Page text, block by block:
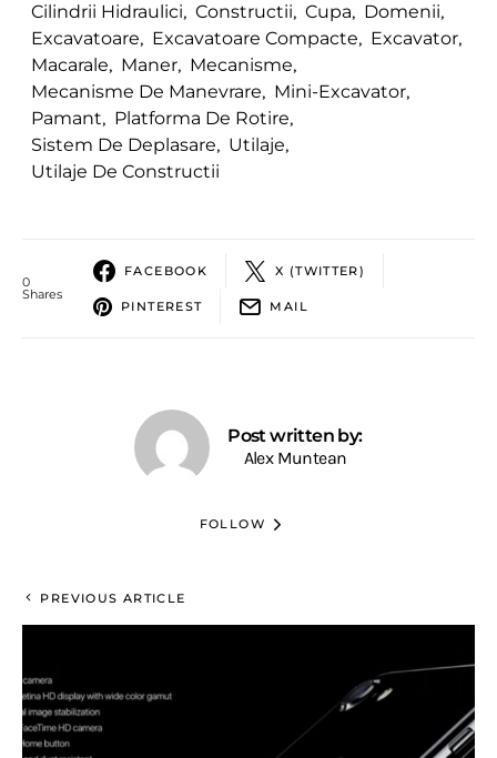
Cilindrii Hidraulici, Constructii, Cupa, Domenii,
Excavatoare, Excavatoare Compacte, Excavator,
Macarale, Maner, Mecanisme,
Mecanisme De Manevrare, Mini-Excavator,
Pamant, Platforma De Rotire,
Sistem De Deplasare, Utilaje,
Utilaje De Constructii
0
Shares
FACEBOOK X (TWITTER)
PINTEREST MAIL
Post written by:
Alex Muntean
FOLLOW
PREVIOUS ARTICLE